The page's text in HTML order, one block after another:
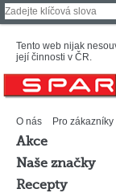
Tento web nijak
její činnosti v ČR.
O nás Pro zákazníky
Akce
Naše značky
Recepty